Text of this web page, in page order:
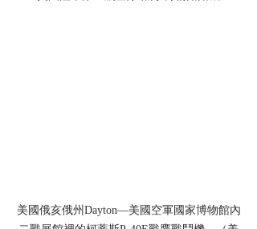
美國俄亥俄州Dayton—美國空軍國家博物館內